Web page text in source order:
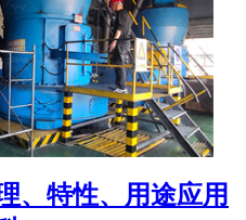
、特性、用途应用